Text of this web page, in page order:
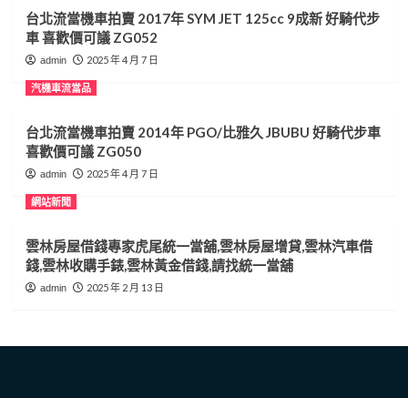
化
汽
車
錢,
化
收
購
手
黃
金
借
台北流當機車拍賣 2017年 SYM JET 125cc 9成新 好騎代步
車 喜歡價可議 ZG052
admin 2025 年 4 月 7 日
汽機車流當品
台北流當機車拍賣 2014年 PGO/比雅久 JBUBU 好騎代步車
喜歡價可議 ZG050
admin 2025 年 4 月 7 日
網站新聞
雲林房屋借錢專家虎尾統一當舖,雲林房屋增貸,雲林汽車借
錢,雲林收購手錶,雲林黃金借錢,請找統一當舖
admin 2025 年 2 月 13 日